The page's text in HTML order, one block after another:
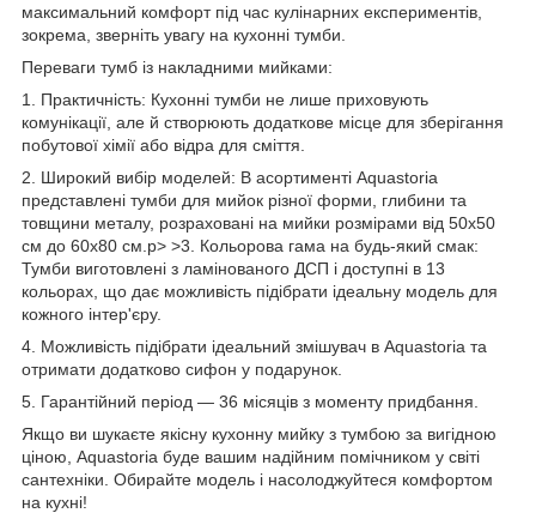
максимальний комфорт під час кулінарних експериментів,
зокрема, зверніть увагу на кухонні тумби.
Переваги тумб із накладними мийками:
1. Практичність: Кухонні тумби не лише приховують
комунікації, але й створюють додаткове місце для зберігання
побутової хімії або відра для сміття.
2. Широкий вибір моделей: В асортименті Aquastoria
представлені тумби для мийок різної форми, глибини та
товщини металу, розраховані на мийки розмірами від 50х50
см до 60х80 см.p> >3. Кольорова гама на будь-який смак:
Тумби виготовлені з ламінованого ДСП і доступні в 13
кольорах, що дає можливість підібрати ідеальну модель для
кожного інтер'єру.
4. Можливість підібрати ідеальний змішувач в Aquastoria та
отримати додатково сифон у подарунок.
5. Гарантійний період — 36 місяців з моменту придбання.
Якщо ви шукаєте якісну кухонну мийку з тумбою за вигідною
ціною, Aquastoria буде вашим надійним помічником у світі
сантехніки. Обирайте модель і насолоджуйтеся комфортом
на кухні!